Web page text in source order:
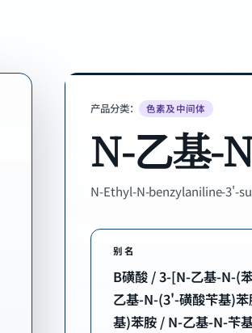
产品分类： 色素及中间体
N-乙基-
N-Ethyl-N-benzylaniline-3'-
别名
B磺酸 / 3-[N-乙基-N-(
乙基-N-(3'-磺酸苄基)
基)苯胺 / N-乙基-N-苄